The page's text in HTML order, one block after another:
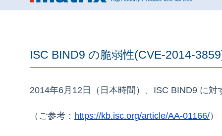
ISC BIND9 の脆弱性(CVE-2014-
2014年6月12日（日本時間）、ISC BIND9 に
（ご参考： https://kb.isc.org/article/AA-01166/）